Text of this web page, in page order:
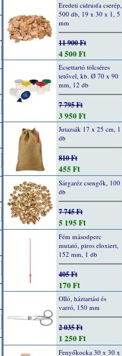
Eredeti cidrusfa cserép,
500 db, 19 x 30 x 1, 5
mm
11 900 Ft
4 500 Ft
Ecsettartó tölcséres
tetővel, kb. Ø 70 x 90
mm, 12 db
7 795 Ft
3 950 Ft
Jutazsák 17 x 25 cm, 1
db
810 Ft
455 Ft
Sárgaréz csengők, 100
db
7 745 Ft
5 195 Ft
Fém másodperc
mutató, piros eloxiert,
152 mm, 1 db
405 Ft
170 Ft
Olló, háztartási és
varró, 150 mm
2 035 Ft
1 250 Ft
Fenyőkocka 30 x 30 x